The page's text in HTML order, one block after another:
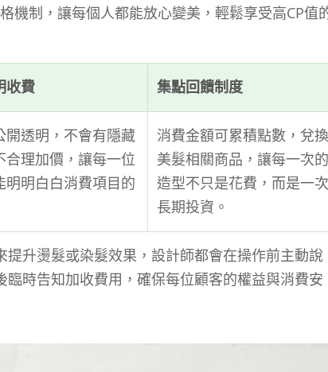
機制，讓每個人都能放心變美，輕鬆享受高CP值
收費 集點回饋制度
開透明，不會有隱藏
合理加價，讓每一位
明明白白消費項目的
消費金額可累積點數，兌換
美髮相關商品，讓每一次的
造型不只是花費，而是一次
長期投資。
升燙髮或染髮效果，設計師都會在操作前主動說
時告知加收費用，確保每位顧客的權益與消費安